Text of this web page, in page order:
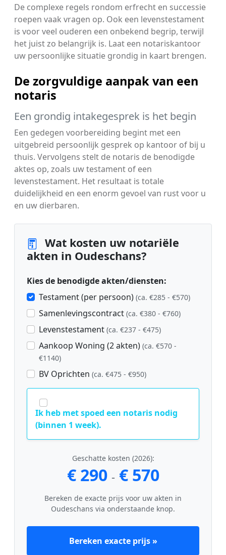
De complexe regels rondom erfrecht en successie
roepen vaak vragen op. Ook een levenstestament
is voor veel ouderen een onbekend begrip, terwijl
het juist zo belangrijk is. Laat een notariskantoor
uw persoonlijke situatie grondig in kaart brengen.
De zorgvuldige aanpak van een
notaris
Een grondig intakegesprek is het begin
Een gedegen voorbereiding begint met een
uitgebreid persoonlijk gesprek op kantoor of bij u
thuis. Vervolgens stelt de notaris de benodigde
aktes op, zoals uw testament of een
levenstestament. Het resultaat is totale
duidelijkheid en een enorm gevoel van rust voor u
en uw dierbaren.
Wat kosten uw notariële
akten in Oudeschans?
Kies de benodigde akten/diensten:
Testament (per persoon) (ca. €285 - €570)
Samenlevingscontract (ca. €380 - €760)
Levenstestament (ca. €237 - €475)
Aankoop Woning (2 akten) (ca. €570 -
€1140)
BV Oprichten (ca. €475 - €950)
Ik heb met spoed een notaris nodig
(binnen 1 week).
Geschatte kosten (2026):
€ 290 - € 570
Bereken de exacte prijs voor uw akten in
Oudeschans via onderstaande knop.
Bereken exacte prijs »